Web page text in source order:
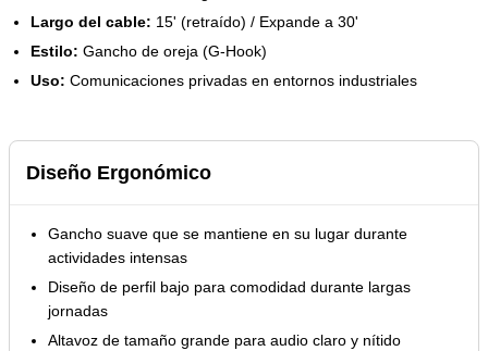
Largo del cable: 15' (retraído) / Expande a 30'
Estilo: Gancho de oreja (G-Hook)
Uso: Comunicaciones privadas en entornos industriales
Diseño Ergonómico
Gancho suave que se mantiene en su lugar durante
actividades intensas
Diseño de perfil bajo para comodidad durante largas
jornadas
Altavoz de tamaño grande para audio claro y nítido